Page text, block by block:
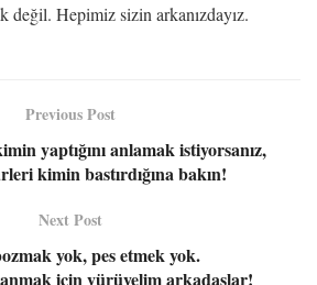
değil. Hepimiz sizin arkanızdayız.
Previous Post
yaptığını anlamak istiyorsanız,
kimin bastırdığına bakın!
Next Post
yok, pes etmek yok.
için yürüyelim arkadaşlar!